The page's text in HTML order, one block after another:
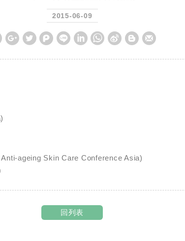
2015-06-09
ageing Skin Care Conference Asia)
回列表